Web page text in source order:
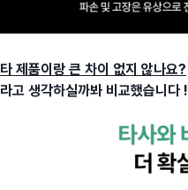
타 제품이랑 큰 차이 없지 않나요?
라고 생각하실까봐 비교했습니다 !